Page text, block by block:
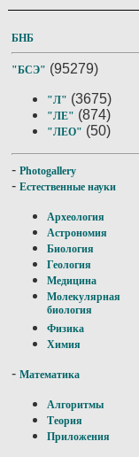
БНБ
"БСЭ" (95279)
"Л" (3675)
"ЛЕ" (874)
"ЛЕО" (50)
- Photogallery
- Естественные науки
Археология
Астрономия
Биология
Геология
Медицина
Молекулярная
биология
Физика
Химия
- Математика
Алгоритмы
Теория
Приложения